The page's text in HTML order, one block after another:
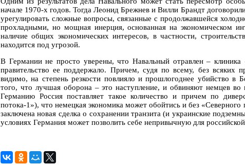
начале 1970-х годов. Тогда Леонид Брежнев и Вилли Брандт
урегулировать сложные вопросы, связанные с продолжавшейся
прохладными, но мощная инерция, основанная на экономическом
наличие общих экономических интересов, в частности,
находится под угрозой.
В Германии не просто уверены, что Навальный отравлен – клиника
правительство ее поддержало. Причем, судя по всему, без
видимо, на степень резкости повлияло и прошлогоднее убийство в
того, что лучшая оборона – это наступление, и обвиняют немцев во
Германию Россия поставляет такое количество и причем по
потока-1»), что немецкая экономика может обойтись и без
заключена новая сделка о сохранении транзита (и украинские
условиях Германия может позволить себе непривычную для